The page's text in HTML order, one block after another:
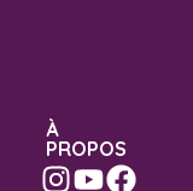
À
PROPOS